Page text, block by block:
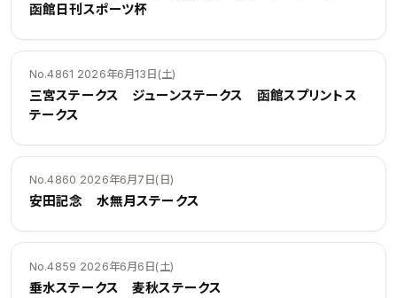
函館日刊スポーツ杯
No.4861 2026年6月13日(土)
三宮ステークス ジューンステークス 函館スプリントス
テークス
No.4860 2026年6月7日(日)
安田記念 水無月ステークス
No.4859 2026年6月6日(土)
垂水ステークス 麦秋ステークス